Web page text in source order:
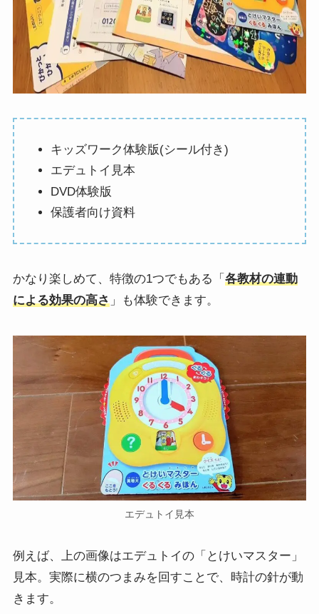
キッズワーク体験版(シール付き)
エデュトイ見本
DVD体験版
保護者向け資料
かなり楽しめて、特徴の1つでもある「 各教材の連動
による効果の高さ 」も体験できます。
エデュトイ見本
例えば、上の画像はエデュトイの「とけいマスター」
見本。実際に横のつまみを回すことで、時計の針が動
きます。